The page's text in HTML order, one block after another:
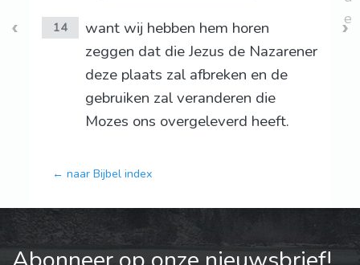
14
want wij hebben hem horen
zeggen dat die Jezus de Nazarener
deze plaats zal afbreken en de
gebruiken zal veranderen die
Mozes ons overgeleverd heeft.
← naar Bijbel index
e